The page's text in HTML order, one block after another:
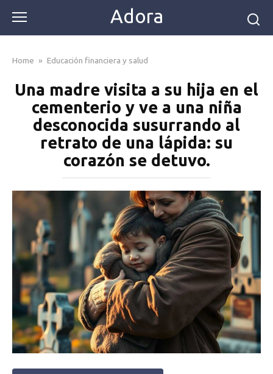
content
Adora
Home » Educación financiera y salud
Una madre visita a su hija en el
cementerio y ve a una niña
desconocida susurrando al
retrato de una lápida: su
corazón se detuvo.